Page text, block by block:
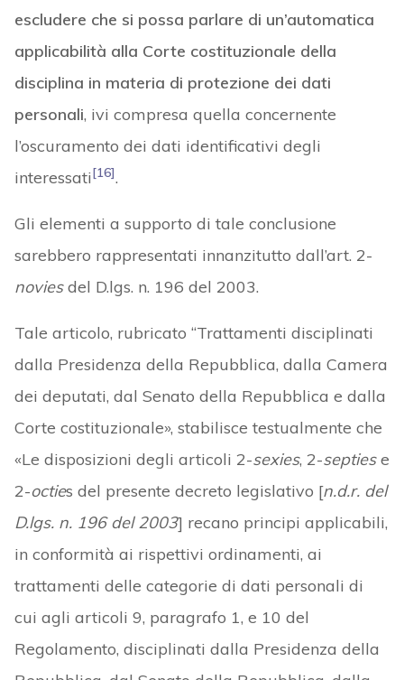
escludere che si possa parlare di un’automatica
applicabilità alla Corte costituzionale della
disciplina in materia di protezione dei dati
personali, ivi compresa quella concernente
l’oscuramento dei dati identificativi degli
interessati[16].
Gli elementi a supporto di tale conclusione
sarebbero rappresentati innanzitutto dall’art. 2-
noviesdel D.lgs. n. 196 del 2003.
Tale articolo, rubricato “Trattamenti disciplinati
dalla Presidenza della Repubblica, dalla Camera
dei deputati, dal Senato della Repubblica e dalla
Corte costituzionale», stabilisce testualmente che
«Le disposizioni degli articoli 2-sexies, 2-septiese
2-octies del presente decreto legislativo [n.d.r. del
D.lgs. n. 196 del 2003] recano principi applicabili,
in conformità ai rispettivi ordinamenti, ai
trattamenti delle categorie di dati personali di
cui agli articoli 9, paragrafo 1, e 10 del
Regolamento, disciplinati dalla Presidenza della